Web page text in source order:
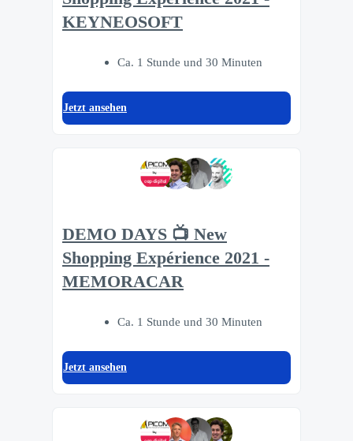
KEYNEOSOFT
Ca. 1 Stunde und 30 Minuten
Jetzt ansehen
DEMO DAYS 📺 New
Shopping Expérience 2021 -
MEMORACAR
Ca. 1 Stunde und 30 Minuten
Jetzt ansehen